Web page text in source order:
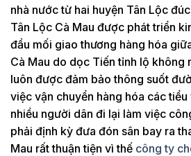
nhà nước từ hai huyện Tân Lộc
Tân Lộc Cà Mau được phát triển
đầu mối giao thương hàng hóa
Cà Mau do dọc Tiến tỉnh lộ không
luôn được đảm bảo thông suốt
việc vận chuyển hàng hóa các
nhiều người dân đi lại làm việc
phải định kỳ đưa đón sân bay ra
Mau rất thuận tiện vì thế công ty